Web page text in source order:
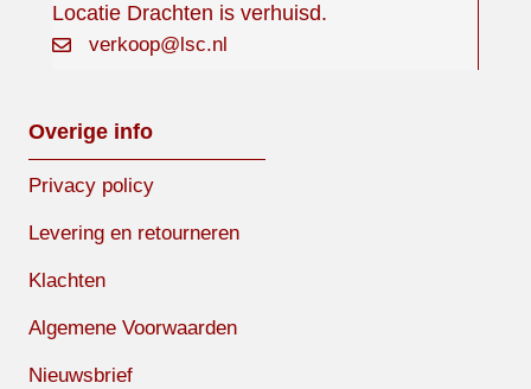
Locatie Drachten is verhuisd.
verkoop@lsc.nl
Overige info
Privacy policy
Levering en retourneren
Klachten
Algemene Voorwaarden
Nieuwsbrief